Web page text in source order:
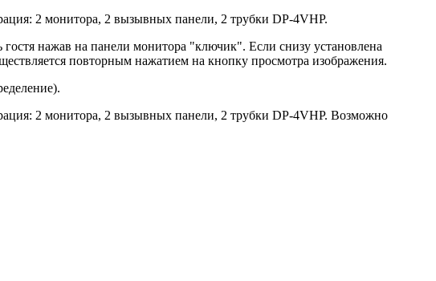
2 монитора, 2 вызывных панели, 2 трубки DP-4VHP.
нажав на панели монитора "ключик". Если снизу установлена
повторным нажатием на кнопку просмотра изображения.
2 монитора, 2 вызывных панели, 2 трубки DP-4VHP. Возможно